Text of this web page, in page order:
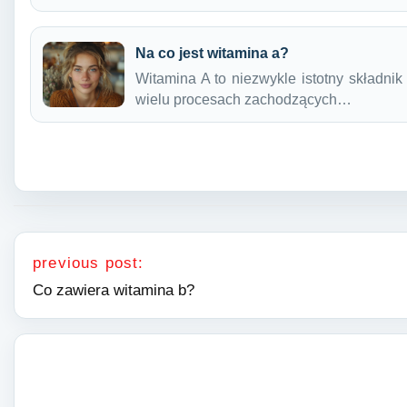
Na co jest witamina a?
Witamina A to niezwykle istotny
wielu procesach zachodzących…
Nawigacja wpisu
previous post:
Co zawiera witamina b?